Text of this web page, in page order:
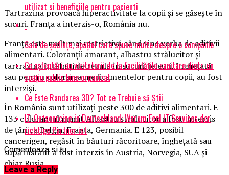
Tartrazina provoacă hiperactivitate la copii şi se găseşte în
sucuri. Franţa a interzis-o, România nu.
Franţa este mult mai restrictivă când vine vorba de aditivii
alimentari. Coloranţii amarant, albastru strălucitor şi
tartrazina întâlniţi de regula în sucuri, jeleuri, îngheţată
sau pentru colorarea medicamentelor pentru copii, au fost
interzişi.
În România sunt utilizaţi peste 300 de aditivi alimentari. E
133 colorantul numit Albastru strălucitor a fost interzis
de ţări ca Belgia, Franţa, Germania. E 123, posibil
cancerigen, regăsit în băuturi răcoritoare, îngheţată sau
supă instant a fost interzis în Austria, Norvegia, SUA şi
chiar Rusia.
utilizat si beneficiile pentru pacienti
Sala de ședințe, spațiul care spune multe despre o companie
Ce așteptări au vizitatorii de la facilitățile sanitare dintr-un
spațiu public bine organizat
Ce Este Randarea 3D? Tot ce Trebuie să Știi
IT-Outsourcing in Deutschland: Warum Feel IT Services der
richtige Partner ist
Comenteaza si tu
Leave a Reply